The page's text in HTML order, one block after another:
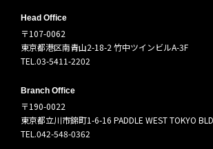
Head Office
〒107-0062
東京都港区南青山2-18-2 竹中ツインビルA-3F
TEL.03-5411-2202
Branch Office
〒190-0022
東京都立川市錦町1-6-16 PADDLE WEST TOKYO
TEL.042-548-0362